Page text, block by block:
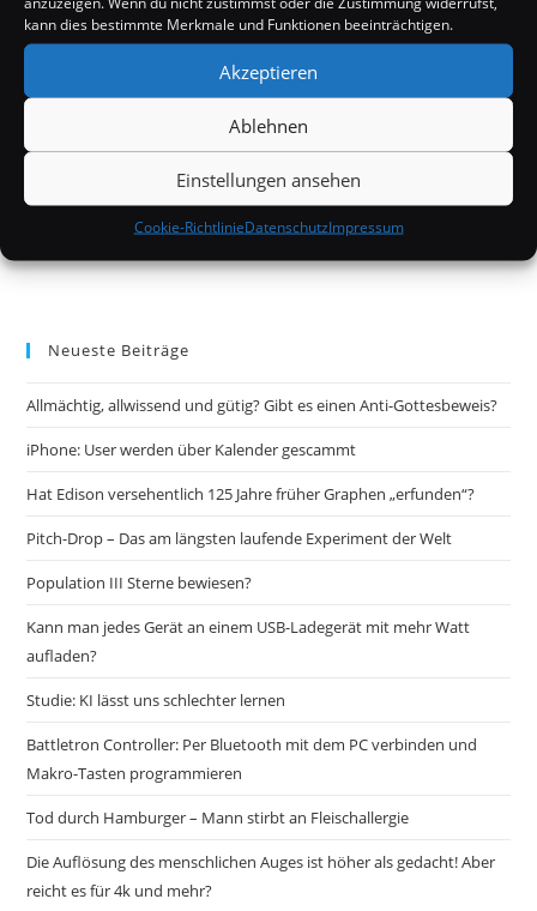
kann dies bestimmte Merkmale und Funktionen beeinträchtigen.
Akzeptieren
Ablehnen
Einstellungen ansehen
Cookie-RichtlinieDatenschutzImpressum
Neueste Beiträge
Allmächtig, allwissend und gütig? Gibt es einen Anti-Gottesbeweis?
iPhone: User werden über Kalender gescammt
Hat Edison versehentlich 125 Jahre früher Graphen „erfunden“?
Pitch-Drop – Das am längsten laufende Experiment der Welt
Population III Sterne bewiesen?
Kann man jedes Gerät an einem USB-Ladegerät mit mehr Watt
aufladen?
Studie: KI lässt uns schlechter lernen
Battletron Controller: Per Bluetooth mit dem PC verbinden und
Makro-Tasten programmieren
Tod durch Hamburger – Mann stirbt an Fleischallergie
Die Auflösung des menschlichen Auges ist höher als gedacht! Aber
reicht es für 4k und mehr?